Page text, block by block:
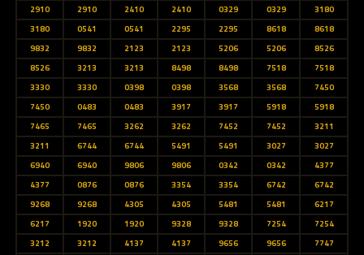
2910
2910 2410 2410 0329 0329
3180
3180
0541 0541 2295 2295 8618
8618
9832
9832 2123 2123 5206 5206
8526
8526
3213 3213 8498 8498 7518
7518
3330
3330 0398 0398 3568 3568
7450
7450
0483 0483 3917 3917 5918
5918
7465
7465 3262 3262 7452 7452
3211
3211
6744 6744 5491 5491 3027
3027
6940
6940 9806 9806 0342 0342
4377
4377
0876 0876 3354 3354 6742
6742
9268
9268 4305 4305 5481 5481
6217
6217
1920 1920 9328 9328 7254
7254
3212
3212 4137 4137 9656 9656
7747